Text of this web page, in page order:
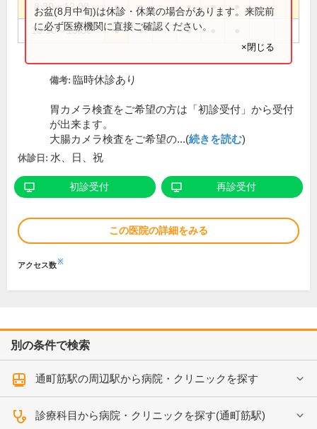
8:30～12:00 ● ● ● ●
13:30～18:00 ● ● ●
お盆(8月中旬)は休診・休業の場合があります。来院前
に必ず医療機関に直接ご確認ください。
×閉じる
備考: 臨時休診あり
胃カメラ検査をご希望の方は「初診受付」から受付
が出来ます。
大腸カメラ検査をご希望の...(続きを読む)
休診日: 水、日、祝
初診受付 再診受付
この医院の詳細をみる
アクセス数※
別の条件で検索
通町筋駅の周辺駅から病院・クリニックを探す
診療科目から病院・クリニックを探す(通町筋駅)